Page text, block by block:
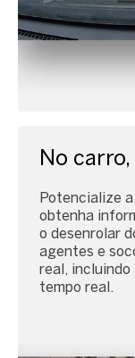
No
Potencialize
obtenha
o desenrolar
agentes e
real, incluindo
tempo real.